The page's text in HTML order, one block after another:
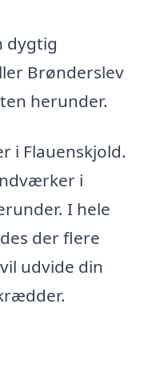
dygtig
Brønderslev
herunder.
i Flauenskjold.
i
I hele
der flere
udvide din